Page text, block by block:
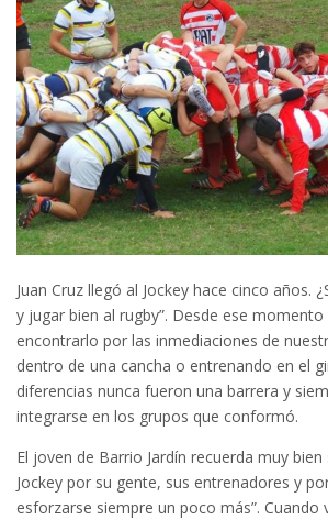
Juan Cruz llegó al Jockey hace cinco años.
y jugar bien al rugby”. Desde ese
encontrarlo por las inmediaciones de
dentro de una cancha o entrenando en el
diferencias nunca fueron una barrera y
integrarse en los grupos que conformó.
El joven de Barrio Jardín recuerda muy bien
Jockey por su gente, sus entrenadores y
esforzarse siempre un poco más”. Cuando